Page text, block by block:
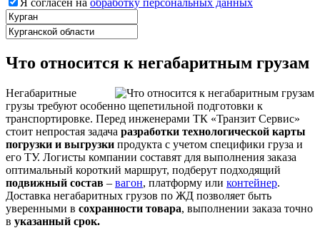
Что относится к негабаритным грузам
Негабаритные
грузы требуют особенно щепетильной подготовки к
транспортировке. Перед инженерами ТК «Транзит Сервис»
стоит непростая задача разработки технологической карты
погрузки и выгрузки продукта с учетом специфики груза и
его ТУ. Логисты компании составят для выполнения заказа
оптимальный короткий маршрут, подберут подходящий
подвижный состав – вагон, платформу или контейнер.
Доставка негабаритных грузов по ЖД позволяет быть
уверенными в сохранности товара, выполнении заказа точно
в указанный срок.